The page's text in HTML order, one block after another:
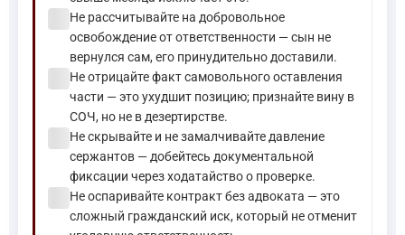
Не рассчитывайте на добровольное
освобождение от ответственности — сын не
вернулся сам, его принудительно доставили.
Не отрицайте факт самовольного оставления
части — это ухудшит позицию; признайте вину в
СОЧ, но не в дезертирстве.
Не скрывайте и не замалчивайте давление
сержантов — добейтесь документальной
фиксации через ходатайство о проверке.
Не оспаривайте контракт без адвоката — это
сложный гражданский иск, который не отменит